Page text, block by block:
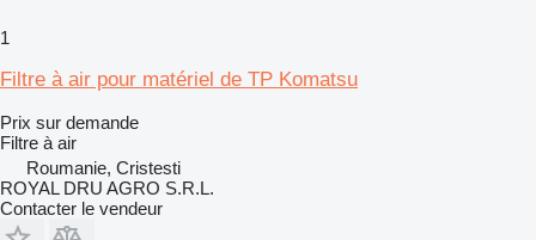
1
Filtre à air pour matériel de TP Komatsu
Prix sur demande
Filtre à air
Roumanie, Cristesti
ROYAL DRU AGRO S.R.L.
Contacter le vendeur